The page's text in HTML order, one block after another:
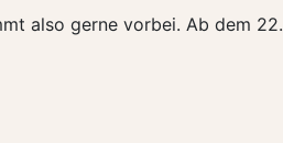
also gerne vorbei. Ab dem 22.